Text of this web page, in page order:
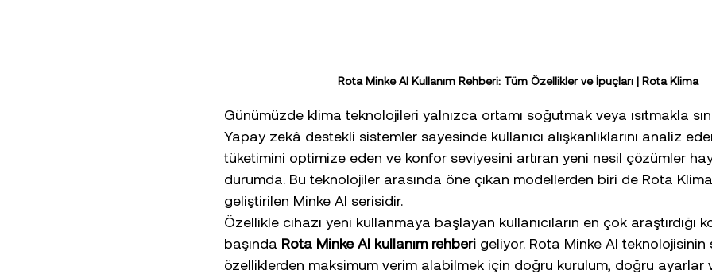
Rota Minke AI Kullanım Rehberi: Tüm Özellikler ve İpuçları | Rota Klima
Günümüzde klima teknolojileri yalnızca ortamı soğutmak veya ısıtmakla
Yapay zekâ destekli sistemler sayesinde kullanıcı alışkanlıklarını analiz
tüketimini optimize eden ve konfor seviyesini artıran yeni nesil çözümler
durumda. Bu teknolojiler arasında öne çıkan modellerden biri de Rota
geliştirilen Minke AI serisidir.
Özellikle cihazı yeni kullanmaya başlayan kullanıcıların en çok araştırdığı
başında Rota Minke AI kullanım rehberi geliyor. Rota Minke AI teknolojisinin
özelliklerden maksimum verim alabilmek için doğru kurulum, doğru ayarlar